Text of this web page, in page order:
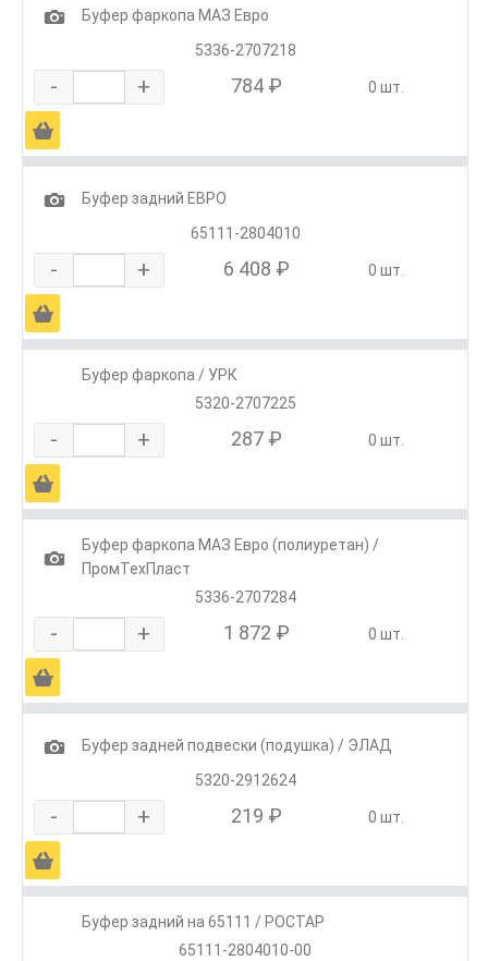
1
Буфер фаркопа МАЗ Евро
5336-2707218
- + 784 ₽ 0 шт.
Ä
1
Буфер задний ЕВРО
65111-2804010
- + 6 408 ₽ 0 шт.
Ä
Буфер фаркопа / УРК
5320-2707225
- + 287 ₽ 0 шт.
Ä
1
Буфер фаркопа МАЗ Евро (полиуретан) /
ПромТехПласт
5336-2707284
- + 1 872 ₽ 0 шт.
Ä
1
Буфер задней подвески (подушка) / ЭЛАД
5320-2912624
- + 219 ₽ 0 шт.
Ä
Буфер задний на 65111 / РОСТАР
65111-2804010-00